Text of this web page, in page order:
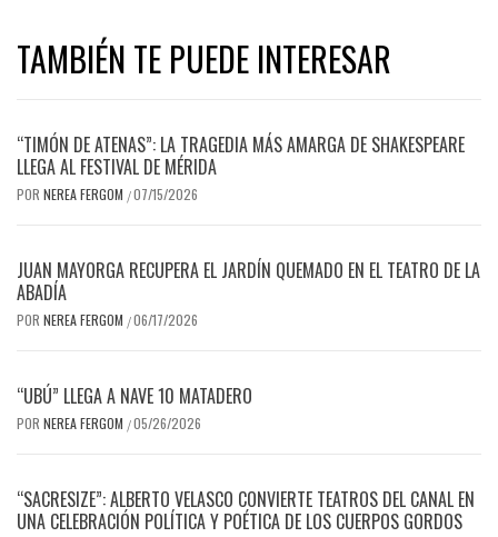
TAMBIÉN TE PUEDE INTERESAR
“TIMÓN DE ATENAS”: LA TRAGEDIA MÁS AMARGA DE SHAKESPEARE
LLEGA AL FESTIVAL DE MÉRIDA
POR NEREA FERGOM /07/15/2026
JUAN MAYORGA RECUPERA EL JARDÍN QUEMADO EN EL TEATRO DE LA
ABADÍA
POR NEREA FERGOM /06/17/2026
“UBÚ” LLEGA A NAVE 10 MATADERO
POR NEREA FERGOM /05/26/2026
“SACRESIZE”: ALBERTO VELASCO CONVIERTE TEATROS DEL CANAL EN
UNA CELEBRACIÓN POLÍTICA Y POÉTICA DE LOS CUERPOS GORDOS